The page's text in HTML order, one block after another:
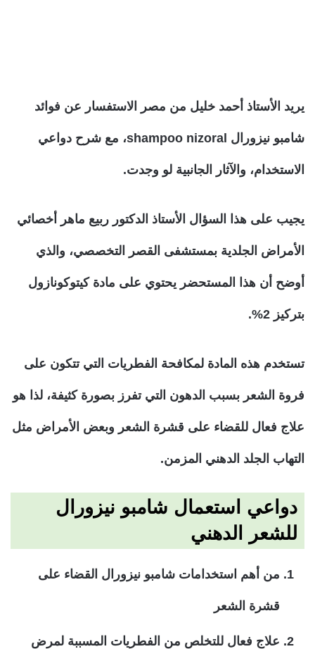
يريد الأستاذ أحمد خليل من مصر الاستفسار عن فوائد
شامبو نيزورال shampoo nizoral، مع شرح دواعي
الاستخدام، والآثار الجانبية لو وجدت.
يجيب على هذا السؤال الأستاذ الدكتور ربيع ماهر أخصائي
الأمراض الجلدية بمستشفى القصر التخصصي، والذي
أوضح أن هذا المستحضر يحتوي على مادة كيتوكونازول
بتركيز 2%.
تستخدم هذه المادة لمكافحة الفطريات التي تتكون على
فروة الشعر بسبب الدهون التي تفرز بصورة كثيفة، لذا هو
علاج فعال للقضاء على قشرة الشعر وبعض الأمراض مثل
التهاب الجلد الدهني المزمن.
دواعي استعمال شامبو نيزورال
للشعر الدهني
من أهم استخدامات شامبو نيزورال القضاء على
قشرة الشعر
علاج فعال للتخلص من الفطريات المسببة لمرض